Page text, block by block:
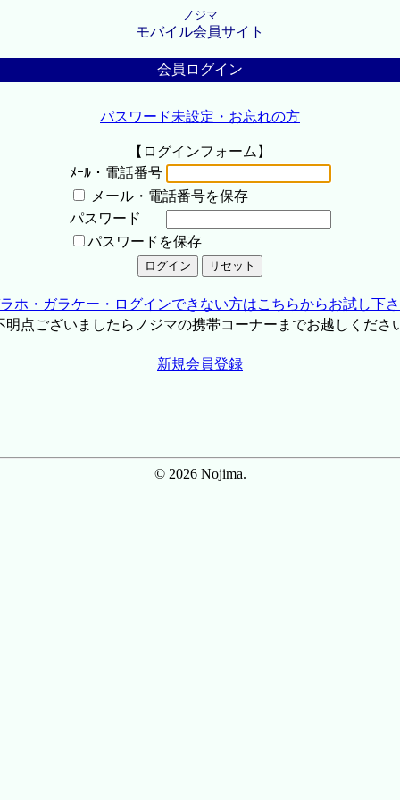
ノジマ
モバイル会員サイト
会員ログイン
パスワード未設定・お忘れの方
【ログインフォーム】
ﾒｰﾙ・電話番号
メール・電話番号を保存
パスワード
パスワードを保存
ホ・ガラケー・ログインできない方はこちらからお試し下
点ございましたらノジマの携帯コーナーまでお越しくださ
新規会員登録
© 2026 Nojima.